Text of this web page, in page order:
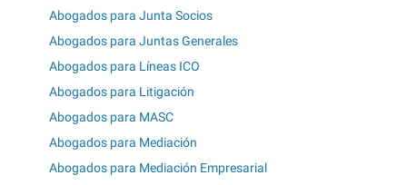
Abogados para Junta Socios
Abogados para Juntas Generales
Abogados para Líneas ICO
Abogados para Litigación
Abogados para MASC
Abogados para Mediación
Abogados para Mediación Empresarial